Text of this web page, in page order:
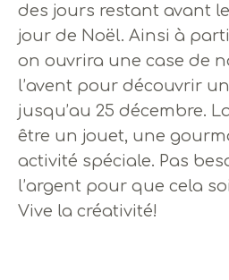
des jours restant avant
jour de Noël. Ainsi à
on ouvrira une case de
l’avent pour découvrir
jusqu’au 25 décembre.
être un jouet, une
activité spéciale. Pas
l’argent pour que cela
Vive la créativité!